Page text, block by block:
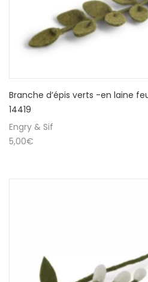
Branche d’épis verts -en laine
14419
Engry & Sif
5,00€